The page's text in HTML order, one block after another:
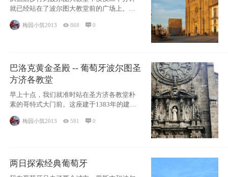
就已经站在了波尔图大教堂前的广场上。这
座始建于12世纪的粗线条建
梅园小筑2013 868 0
巴洛克黄金圣殿 -- 葡萄牙波尔图圣
方济各教堂
早上十点，我们就准时站在圣方济各教堂朴
素的哥特式大门前。这座建于1383年的建筑
梅园小筑2013  581 0
两日探索经典葡萄牙